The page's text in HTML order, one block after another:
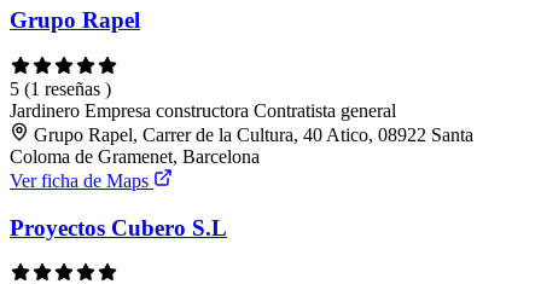
Grupo Rapel
5 (1 reseñas )
Jardinero Empresa constructora Contratista general
Grupo Rapel, Carrer de la Cultura, 40 Atico, 08922 Santa
Coloma de Gramenet, Barcelona
Ver ficha de Maps
Proyectos Cubero S.L